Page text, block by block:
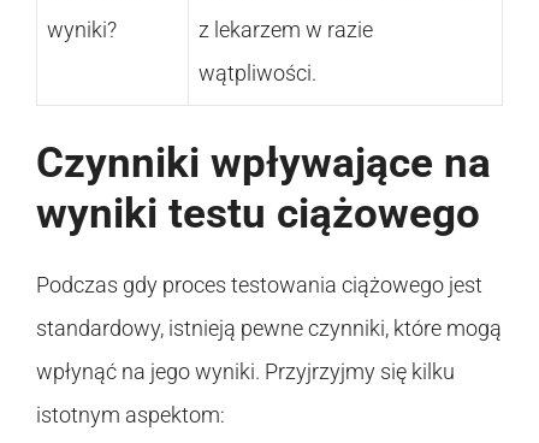
wyniki?
z lekarzem w razie
wątpliwości.
Czynniki wpływające na
wyniki testu ciążowego
Podczas gdy proces testowania ciążowego jest
standardowy, istnieją pewne czynniki, które mogą
wpłynąć na jego wyniki. Przyjrzyjmy się kilku
istotnym aspektom: